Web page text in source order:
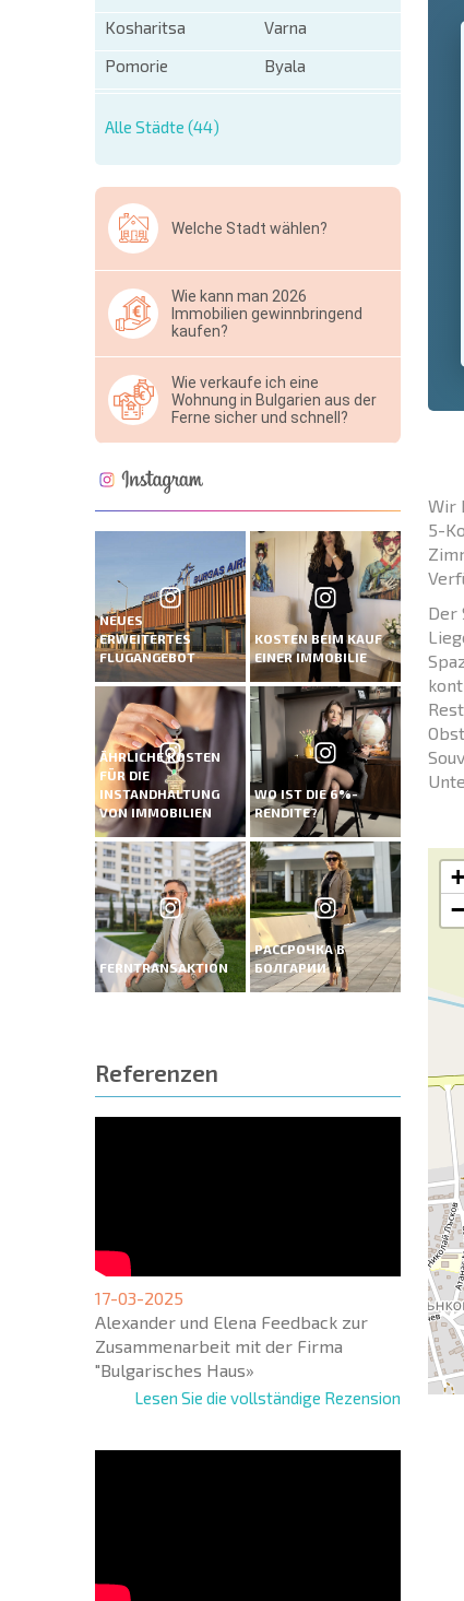
Kosharitsa
Varna
Pomorie
Byala
Alle Städte (44)
Welche Stadt wählen?
Wie kann man 2026
Immobilien gewinnbringend
kaufen?
Wie verkaufe ich eine
Wohnung in Bulgarien aus der
Ferne sicher und schnell?
NEUES
ERWEITERTES
FLUGANGEBOT
KOSTEN BEIM KAUF
EINER IMMOBILIE
ÄHRLICHE KOSTEN
FÜR DIE
INSTANDHALTUNG
VON IMMOBILIEN
WO IST DIE 6%-
RENDITE?
FERNTRANSAKTION
РАССРОЧКА В
БОЛГАРИИ
Referenzen
17-03-2025
Alexander und Elena Feedback zur
Zusammenarbeit mit der Firma
"Bulgarisches Haus»
Lesen Sie die vollständige Rezension
*
Wir
5-
Der
+
−